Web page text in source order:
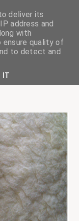
deliver its
address and
with
quality of
to detect and
IT